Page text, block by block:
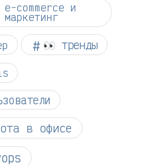
commerce и
маркетинг
👀 тренды
в офисе